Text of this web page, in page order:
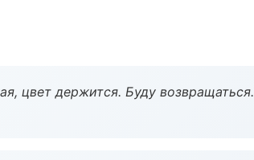
цвет держится. Буду возвращаться.